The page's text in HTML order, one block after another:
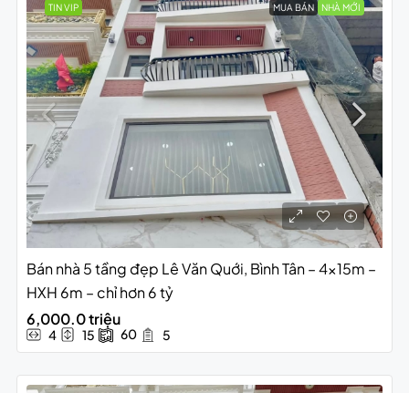
TIN VIP MUA BÁN NHÀ MỚI
Bán nhà 5 tầng đẹp Lê Văn Quới, Bình Tân – 4x15m –
HXH 6m – chỉ hơn 6 tỷ
6,000.0 triệu
4 15 60 5